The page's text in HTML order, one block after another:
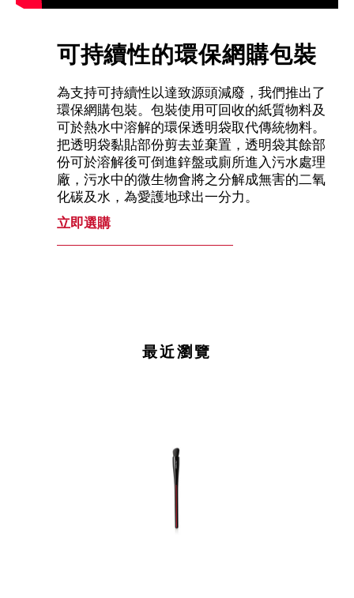
可持續性的環保網購包裝
為支持可持續性以達致源頭減廢，我們推出了
環保網購包裝。包裝使用可回收的紙質物料及
可於熱水中溶解的環保透明袋取代傳統物料。
把透明袋黏貼部份剪去並棄置，透明袋其餘部
份可於溶解後可倒進鋅盤或廁所進入污水處理
廠，污水中的微生物會將之分解成無害的二氧
化碳及水，為愛護地球出一分力。
立即選購
最近瀏覽